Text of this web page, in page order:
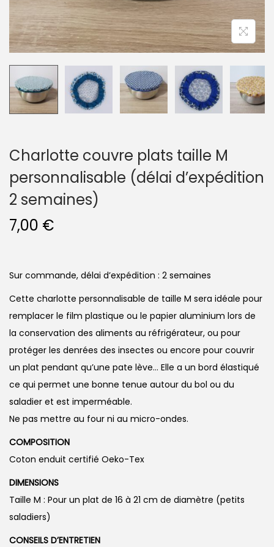
n
Charlotte couvre plats taille M
personnalisable (délai d’expédition
2 semaines)
7,00 €
Sur commande, délai d’expédition : 2 semaines
Cette charlotte personnalisable de taille M sera idéale pour
remplacer le film plastique ou le papier aluminium lors de
la conservation des aliments au réfrigérateur, ou pour
protéger les denrées des insectes ou encore pour couvrir
un plat pendant qu’une pate lève… Elle a un bord élastiqué
ce qui permet une bonne tenue autour du bol ou du
saladier et est imperméable.
Ne pas mettre au four ni au micro-ondes.
COMPOSITION
Coton enduit certifié Oeko-Tex
DIMENSIONS
Taille M : Pour un plat de 16 à 21 cm de diamètre (petits
saladiers)
CONSEILS D’ENTRETIEN